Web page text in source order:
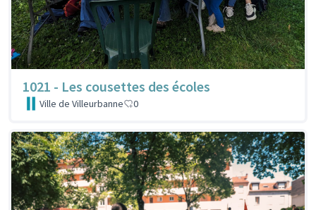
1021 - Les cousettes des écoles
Ville de Villeurbanne 0